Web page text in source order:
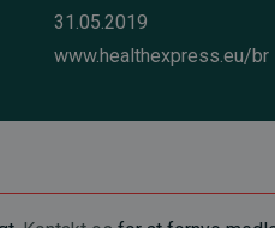
31.05.2019
www.healthexpress.eu/br